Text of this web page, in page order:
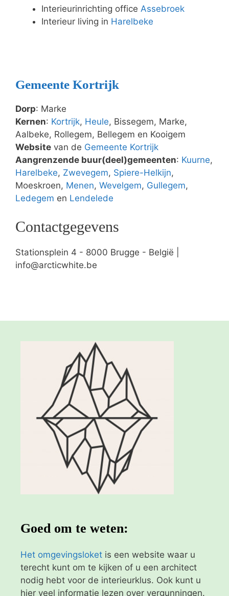
Interieurinrichting office Assebroek
Interieur living in Harelbeke
Gemeente Kortrijk
Dorp: Marke
Kernen: Kortrijk, Heule, Bissegem, Marke,
Aalbeke, Rollegem, Bellegem en Kooigem
Website van de Gemeente Kortrijk
Aangrenzende buur(deel)gemeenten: Kuurne,
Harelbeke, Zwevegem, Spiere-Helkijn,
Moeskroen, Menen, Wevelgem, Gullegem,
Ledegem en Lendelede
Contactgegevens
Stationsplein 4 - 8000 Brugge - België |
info@arcticwhite.be
Goed om te weten:
Het omgevingsloket is een website waar u
terecht kunt om te kijken of u een architect
nodig hebt voor de interieurklus. Ook kunt u
hier veel informatie lezen over vergunningen.